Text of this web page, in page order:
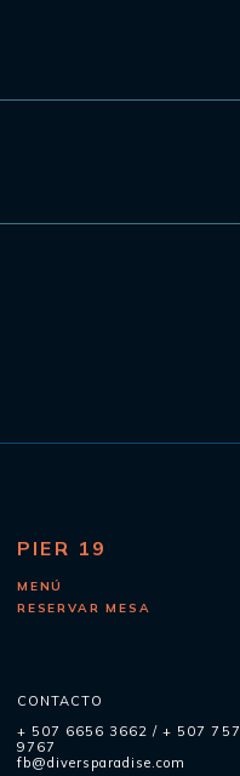
PIER 19
MENÚ
RESERVAR MESA
CONTACTO
+ 507 6656 3662 /+ 507 757
9767
fb@diversparadise.com